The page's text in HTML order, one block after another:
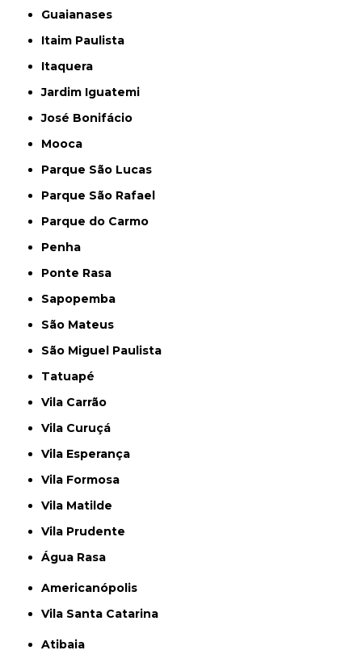
Guaianases
Itaim Paulista
Itaquera
Jardim Iguatemi
José Bonifácio
Mooca
Parque São Lucas
Parque São Rafael
Parque do Carmo
Penha
Ponte Rasa
Sapopemba
São Mateus
São Miguel Paulista
Tatuapé
Vila Carrão
Vila Curuçá
Vila Esperança
Vila Formosa
Vila Matilde
Vila Prudente
Água Rasa
Americanópolis
Vila Santa Catarina
Atibaia